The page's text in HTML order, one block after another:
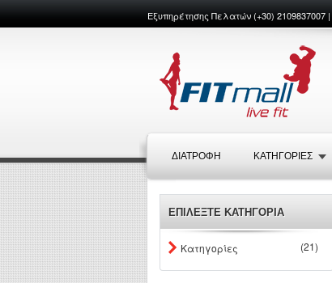
Εξυπηρέτησης Πελατών (+30) 2109837007 |
ΔΙΑΤΡΟΦΉ ΚΑΤΗΓΟΡΙΕΣ
ΕΠΙΛΕΞΤΕ ΚΑΤΗΓΟΡΙΑ
Κατηγορίες (21)